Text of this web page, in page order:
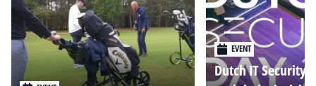
EVENT
Dutch IT Security